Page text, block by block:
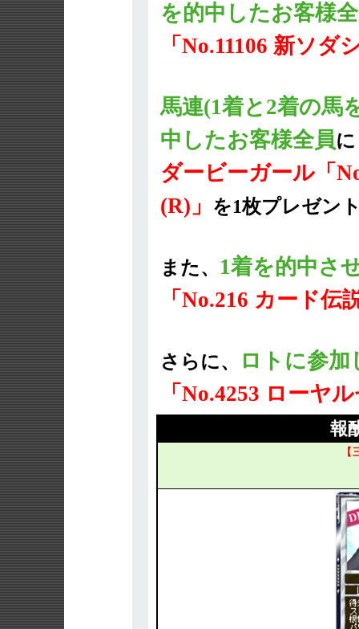
を的中したお客様
「No.11106 新ソダ
馬連(1着と2着の馬
中したお客様全員に
ダービーガール「
(R)」
を1枚プレゼン
また、 1着を的中さ
「No.216 カード伝
さらに、
ロトに参加
「No.4253 ローヤ
報